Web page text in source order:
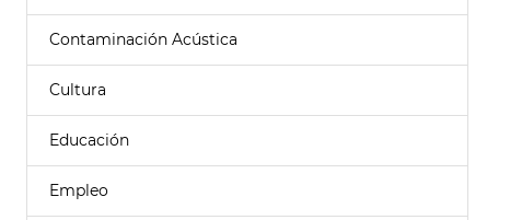
Contaminación Acústica
Cultura
Educación
Empleo